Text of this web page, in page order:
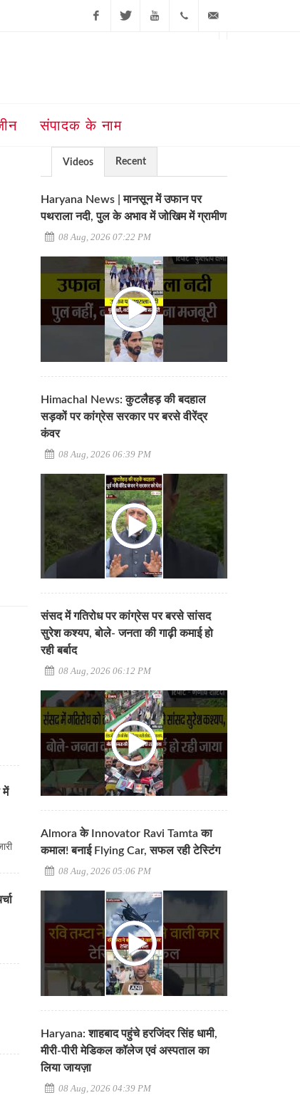
संपादक के नाम
में
Videos Recent
Haryana News | मानसून में उफान पर
पथराला नदी, पुल के अभाव में जोखिम में ग्रामीण
08 Aug, 2026 07:22 PM
Himachal News: कुटलैहड़ की बदहाल
सड़कों पर कांग्रेस सरकार पर बरसे वीरेंद्र
कंवर
08 Aug, 2026 06:39 PM
संसद में गतिरोध पर कांग्रेस पर बरसे सांसद
सुरेश कश्यप, बोले- जनता की गाढ़ी कमाई हो
रही बर्बाद
08 Aug, 2026 06:12 PM
Almora के Innovator Ravi Tamta का
कमाल! बनाई Flying Car, सफल रही टेस्टिंग
08 Aug, 2026 05:06 PM
Haryana: शाहबाद पहुंचे हरजिंदर सिंह धामी,
मीरी-पीरी मेडिकल कॉलेज एवं अस्पताल का
लिया जायज़ा
08 Aug, 2026 04:39 PM